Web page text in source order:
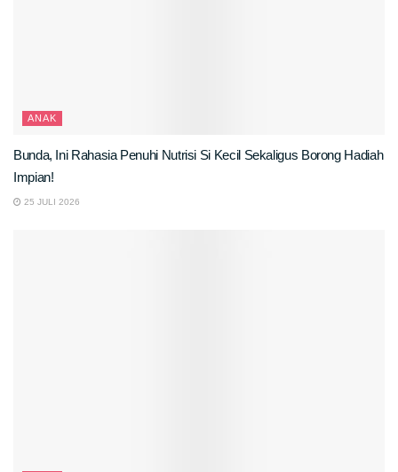
ANAK
Bunda, Ini Rahasia Penuhi Nutrisi Si Kecil Sekaligus Borong Hadiah
Impian!
25 JULI 2026